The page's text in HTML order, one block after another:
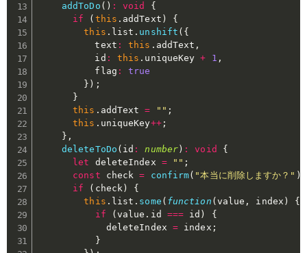
addToDo ( ) : void
{
if
( this . addText )
{
this . list . unshift ( {
          text
: this . addText ,
          id
: this . uniqueKey + 1 ,
          flag
:
true
} ) ;
}
this . addText = "" ;
this . uniqueKey++;
} ,
deleteToDo ( id : number ) : void
{
let deleteIndex = "" ;
const check = confirm( "本当に削除しますか？" )
if
( check )
{
this . list . some ( function ( value , index )
{
if
( value . id === id )
{
            deleteIndex
= index ;
}